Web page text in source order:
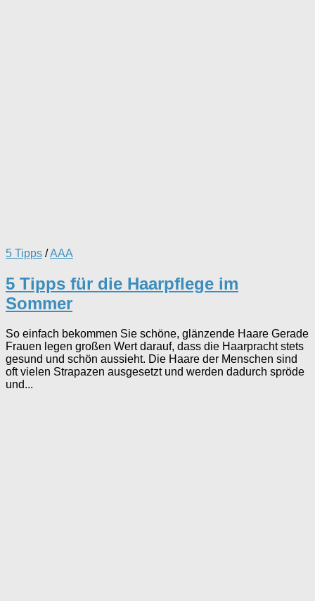
5 Tipps /AAA
5 Tipps für die Haarpflege im
Sommer
So einfach bekommen Sie schöne, glänzende Haare Gerade
Frauen legen großen Wert darauf, dass die Haarpracht stets
gesund und schön aussieht. Die Haare der Menschen sind
oft vielen Strapazen ausgesetzt und werden dadurch spröde
und...